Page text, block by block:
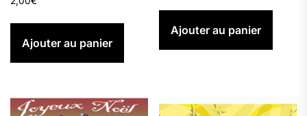
Ajouter au panier
Ajouter au panier